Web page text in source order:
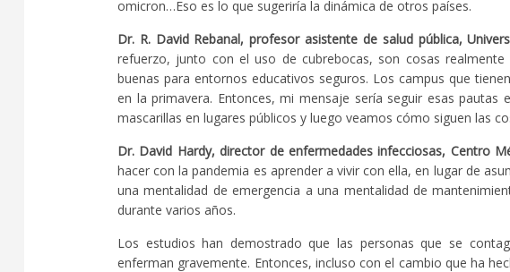
omicron…Eso es lo que sugeriría la dinámica de otros países.
Dr. R. David Rebanal, profesor asistente de salud pública,
refuerzo, junto con el uso de cubrebocas, son cosas
buenas para entornos educativos seguros. Los campus que
en la primavera. Entonces, mi mensaje sería seguir esas
mascarillas en lugares públicos y luego veamos cómo siguen las
Dr. David Hardy, director de enfermedades infecciosas, Centro
hacer con la pandemia es aprender a vivir con ella, en lugar de
una mentalidad de emergencia a una mentalidad de
durante varios años.
Los estudios han demostrado que las personas que se
enferman gravemente. Entonces, incluso con el cambio que ha